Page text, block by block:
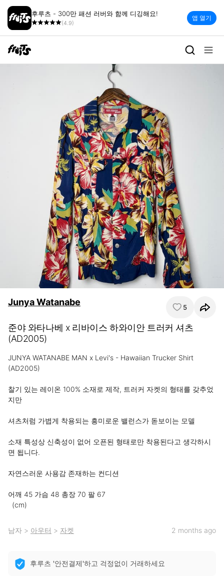
후루츠 - 300만 패션 러버와 함께 디깅해요!
(4.9)
앱 열기
Junya Watanabe 5
준야 와타나베 x 리바이스 하와이안 트러커 셔츠
(AD2005)
JUNYA WATANABE MAN x Levi's - Hawaiian Trucker Shirt
(AD2005)
찰기 있는 레이온 100% 소재로 제작, 트러커 자켓의 형태를 갖추었
지만
셔츠처럼 가볍게 착용되는 흥미로운 밸런스가 돋보이는 모델
소재 특성상 신축성이 없어 오픈된 형태로만 착용된다고 생각하시
면 됩니다.
자연스러운 사용감 존재하는 컨디션
어깨 45 가슴 48 총장 70 팔 67
  (cm)
남자 > 아우터 > 자켓 2 months ago
후루츠 '안전결제'하고 걱정없이 거래하세요